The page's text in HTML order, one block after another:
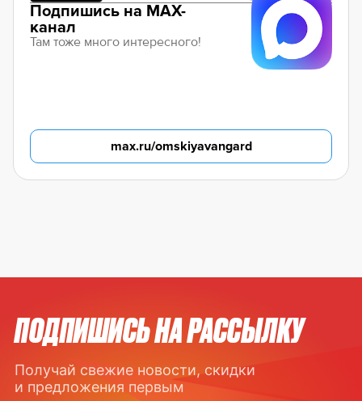
Подпишись на MAX-
канал
Там тоже много интересного!
max.ru/omskiyavangard
ПОДПИШИСЬ НА РАССЫЛКУ
Получай свежие новости, скидки
и предложения первым